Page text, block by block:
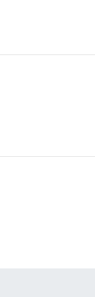
auf Anfrage